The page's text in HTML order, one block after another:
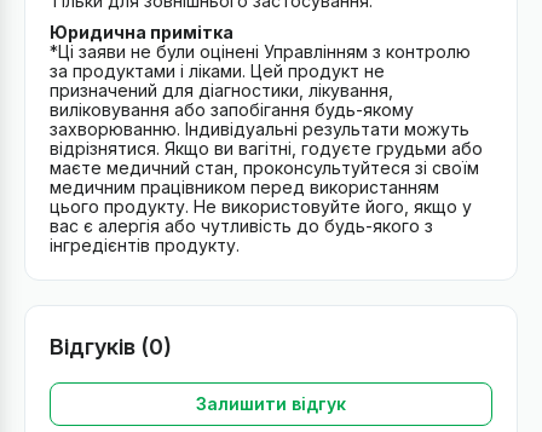
Юридична примітка
*Ці заяви не були оцінені Управлінням з контролю
за продуктами і ліками. Цей продукт не
призначений для діагностики, лікування,
виліковування або запобігання будь-якому
захворюванню. Індивідуальні результати можуть
відрізнятися. Якщо ви вагітні, годуєте грудьми або
маєте медичний стан, проконсультуйтеся зі своїм
медичним працівником перед використанням
цього продукту. Не використовуйте його, якщо у
вас є алергія або чутливість до будь-якого з
інгредієнтів продукту.
Відгуків (0)
Залишити відгук